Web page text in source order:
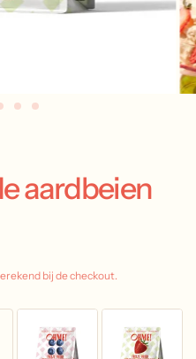
aardbeien
bij de checkout.